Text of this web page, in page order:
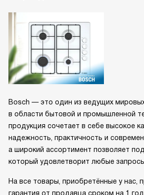
Bosch — это один из ведущих
в области бытовой и промышленной
продукция сочетает в себе высокое
надежность, практичность и
а широкий ассортимент позволяет
который удовлетворит любые
На все товары, приобретённые у нас,
гарантия от продавца сроком на 1 год.